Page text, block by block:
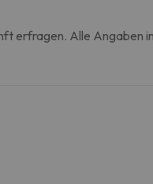
erfragen. Alle Angaben